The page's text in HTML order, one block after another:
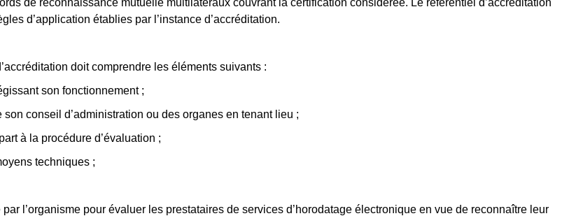
de reconnaissance mutuelle multilatéraux couvrant la certification considérée. Le référentiel d’accréditation
d’application établies par l’instance d’accréditation.
doit comprendre les éléments suivants :
son fonctionnement ;
conseil d’administration ou des organes en tenant lieu ;
à la procédure d’évaluation ;
techniques ;
l’organisme pour évaluer les prestataires de services d’horodatage électronique en vue de reconnaître leur